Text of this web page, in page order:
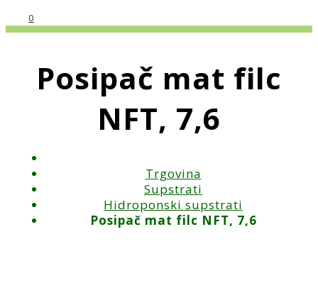
0
Posipač mat filc
NFT, 7,6
Trgovina
Supstrati
Hidroponski supstrati
Posipač mat filc NFT, 7,6